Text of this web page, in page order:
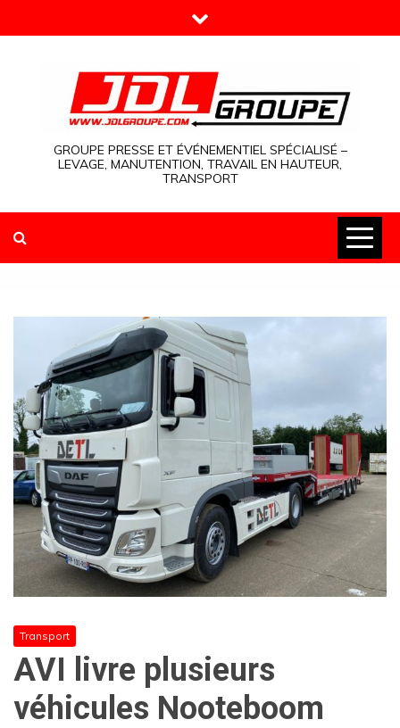
to
GROUPE PRESSE ET ÉVÉNEMENTIEL SPÉCIALISÉ –
LEVAGE, MANUTENTION, TRAVAIL EN HAUTEUR,
TRANSPORT
Transport
AVI livre plusieurs
véhicules Nooteboom